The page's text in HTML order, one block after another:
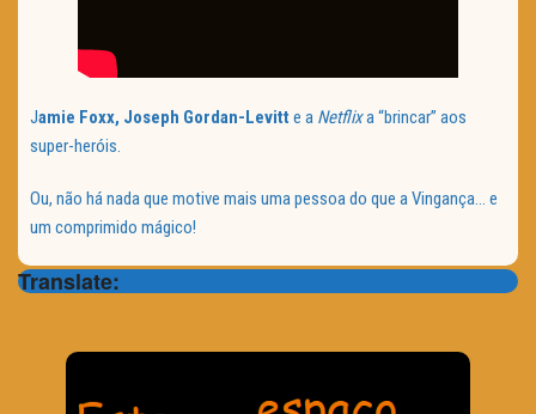
Jamie Foxx, Joseph Gordan-Levitte a Netflixa “brincar” aos
super-heróis.
Ou, não há nada que motive mais uma pessoa do que a Vingança… e
um comprimido mágico!
Translate: